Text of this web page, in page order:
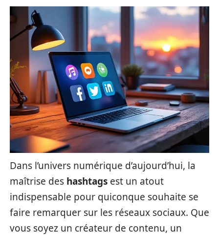
Dans l’univers numérique d’aujourd’hui, la
maîtrise des hashtags est un atout
indispensable pour quiconque souhaite se
faire remarquer sur les réseaux sociaux. Que
vous soyez un créateur de contenu, un